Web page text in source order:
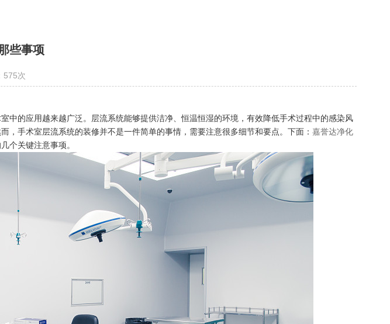
些事项
575次
中的应用越来越广泛。层流系统能够提供洁净、恒温恒湿的环境，有效降低手术过程中的感染风
，手术室层流系统的装修并不是一件简单的事情，需要注意很多细节和要点。下面：嘉誉达净化
个关键注意事项。